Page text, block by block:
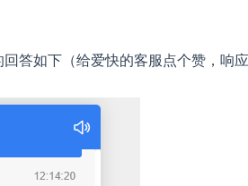
答如下（给爱快的客服点个赞，响